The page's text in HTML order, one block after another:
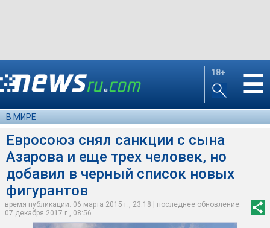
18+ ☰
В МИРЕ
Евросоюз снял санкции с сына
Азарова и еще трех человек, но
добавил в черный список новых
фигурантов
время публикации: 06 марта 2015 г., 23:18 | последнее обновление:
07 декабря 2017 г., 08:56